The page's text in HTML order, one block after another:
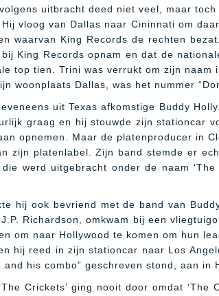
uitbracht deed niet veel, maar
vloog van Dallas naar Cininnati om
waarvan King Records de rechten
King Records opnam en dat de
top tien. Trini was verrukt om zijn
woonplaats Dallas, was het nummer
uit Texas afkomstige Buddy
graag en hij stouwde zijn stationcar
opnemen. Maar de platenproducer in
zijn platenlabel. Zijn band stemde er
werd uitgebracht onder de naam
hij ook bevriend met de band van
Richardson, omkwam bij een
om naar Hollywood te komen om hun
hij reed in zijn stationcar naar Los
his combo” geschreven stond, aan in
Crickets’ ging nooit door omdat